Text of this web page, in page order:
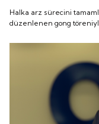
"MASFN" koduyla
Halka arz sürecini
düzenlenen gong